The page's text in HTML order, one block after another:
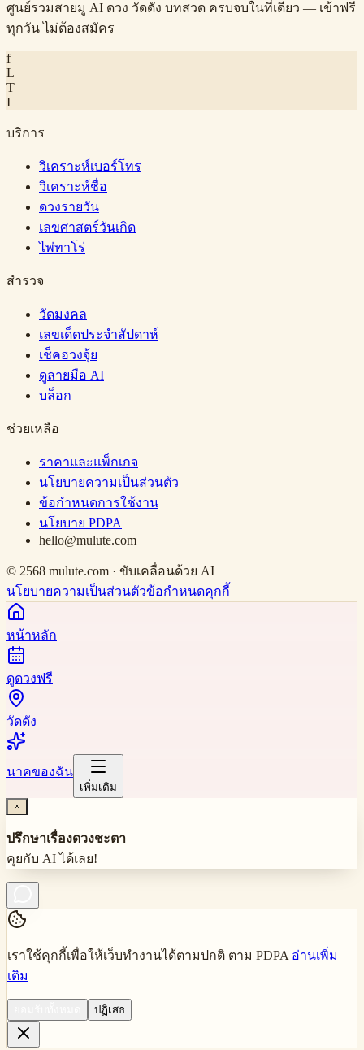
ศูนย์รวมสายมู AI ดวง วัดดัง บทสวด ครบจบในที่เดียว — เข้าฟรี
ทุกวัน ไม่ต้องสมัคร
f
L
T
I
บริการ
วิเคราะห์เบอร์โทร
วิเคราะห์ชื่อ
ดวงรายวัน
เลขศาสตร์วันเกิด
ไพ่ทาโร่
สำรวจ
วัดมงคล
เลขเด็ดประจำสัปดาห์
เช็คฮวงจุ้ย
ดูลายมือ AI
บล็อก
ช่วยเหลือ
ราคาและแพ็กเกจ
นโยบายความเป็นส่วนตัว
ข้อกำหนดการใช้งาน
นโยบาย PDPA
hello@mulute.com
© 2568 mulute.com · ขับเคลื่อนด้วย AI
นโยบายความเป็นส่วนตัวข้อกำหนดคุกกี้
หน้าหลัก
ดูดวงฟรี
วัดดัง
นาคของฉัน
เพิ่มเติม
ปรึกษาเรื่องดวงชะตา
คุยกับ AI ได้เลย!
เราใช้คุกกี้เพื่อให้เว็บทำงานได้ตามปกติ ตาม PDPA อ่านเพิ่ม
เติม
ปฏิเสธ